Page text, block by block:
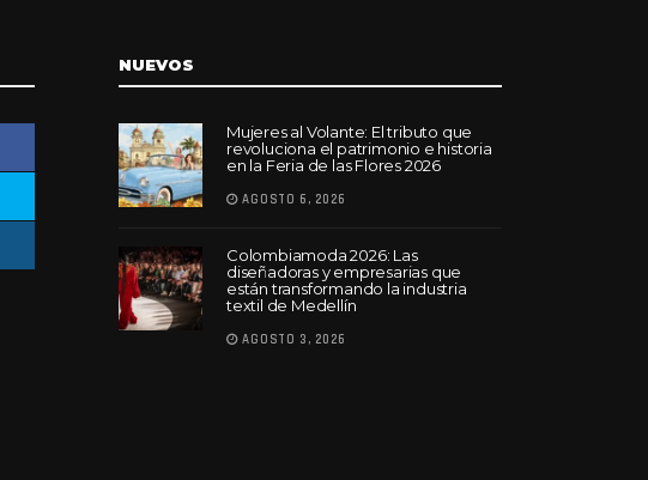
NUEVOS
Mujeres al Volante: El tributo que
revoluciona el patrimonio e historia
en la Feria de las Flores 2026
AGOSTO 6, 2026
Colombiamoda 2026: Las
diseñadoras y empresarias que
están transformando la industria
textil de Medellín
AGOSTO 3, 2026